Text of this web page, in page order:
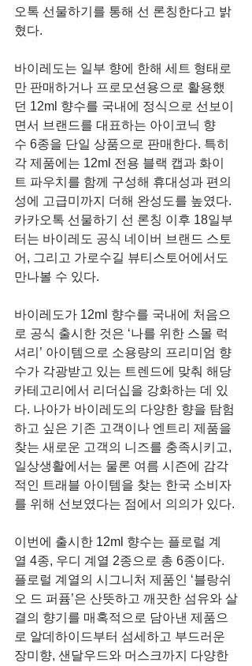
오톡 선물하기를 통해 선 론칭한다고 밝
혔다.
바이레도는 일부 향에 한해 세트 형태로
만 판매하거나 프로모션용으로 활용했
던 12ml 향수를 국내에 정식으로 선보이
면서 브랜드를 대표하는 아이코닉 향
수 6종을 단일 상품으로 판매한다. 특히
각 제품에는 12ml 전용 블랙 캡과 화이
트 파우치를 함께 구성해 휴대성과 편의
성에 고급미까지 더해 완성도를 높였다.
카카오톡 선물하기 선 론칭 이후 18일부
터는 바이레도 공식 네이버 브랜드 스토
어, 그리고 가로수길 뷰티스토어에서도
만나볼 수 있다.
바이레도가 12ml 향수를 국내에 처음으
로 공식 출시한 것은 ‘나를 위한 스몰 럭
셔리’ 아이템으로 소용량의 프리미엄 향
수가 각광받고 있는 트렌드에 맞춰 해당
카테고리에서 리더십을 강화하는 데 있
다. 나아가 바이레도의 다양한 향을 탐험
하고 싶은 기존 고객이나 엔트리 제품을
찾는 새로운 고객의 니즈를 충족시키고,
일상생활에서는 물론 여름 시즌에 감각
적인 트래블 아이템을 찾는 한국 소비자
를 위해 선보였다는 점에서 의의가 있다.
이번에 출시한 12ml 향수는 플로럴 계
열 4종, 우디 계열 2종으로 총 6종이다.
플로럴 계열의 시그니처 제품인 ‘블랑쉬
오 드 퍼퓸’은 산뜻하고 깨끗한 섬유와 살
결의 향기를 매혹적으로 담아낸 제품으
로 알데하이드부터 섬세하고 부드러운
장미향, 샌달우드와 머스크까지 다양한